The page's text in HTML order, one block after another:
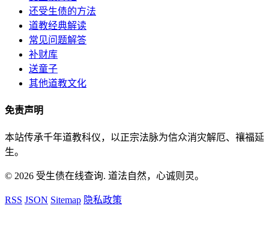
还受生债的方法
道教经典解读
常见问题解答
补财库
送童子
其他道教文化
免责声明
本站传承千年道教科仪，以正宗法脉为信众消灾解厄、禳福延
生。
© 2026 受生债在线查询. 道法自然，心诚则灵。
RSS JSON Sitemap 隐私政策